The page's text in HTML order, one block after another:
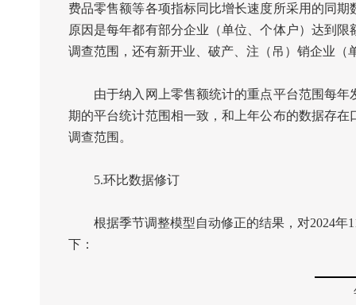
费品零售额等各项指标同比增长速度所采用的同
原因是每年都有部分企业（单位、个体户）达到
调查范围，还有新开业、破产、注（吊）销企业（
由于纳入网上零售额统计的重点平台范围每年
期的平台统计范围相一致，和上年公布的数据存
调查范围。
5.环比数据修订
根据季节调整模型自动修正的结果，对2024年
下：